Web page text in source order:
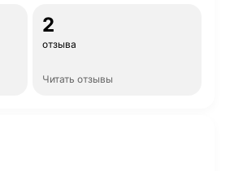
2
отзыва
Читать отзывы